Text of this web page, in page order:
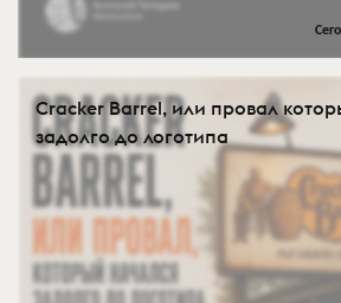
Cracker Barrel, или провал
задолго до логотипа